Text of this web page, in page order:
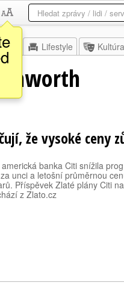
Lifestyle Kultúra
že vysoké ceny
banka Citi snížila
unci a letošní průměrnou
Příspěvek Zlaté plány Citi
z Zlato.cz